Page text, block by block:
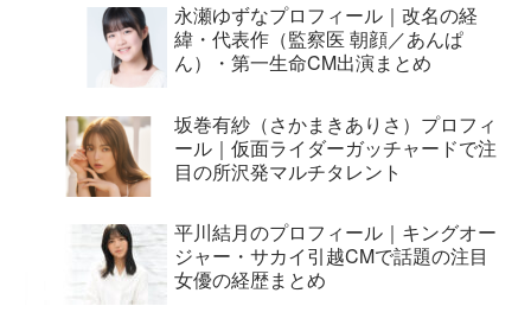
永瀬ゆずなプロフィール｜改名の経
緯・代表作（監察医 朝顔／あんぱ
ん）・第一生命CM出演まとめ
坂巻有紗（さかまきありさ）プロフィ
ール｜仮面ライダーガッチャードで注
目の所沢発マルチタレント
平川結月のプロフィール｜キングオー
ジャー・サカイ引越CMで話題の注目
女優の経歴まとめ